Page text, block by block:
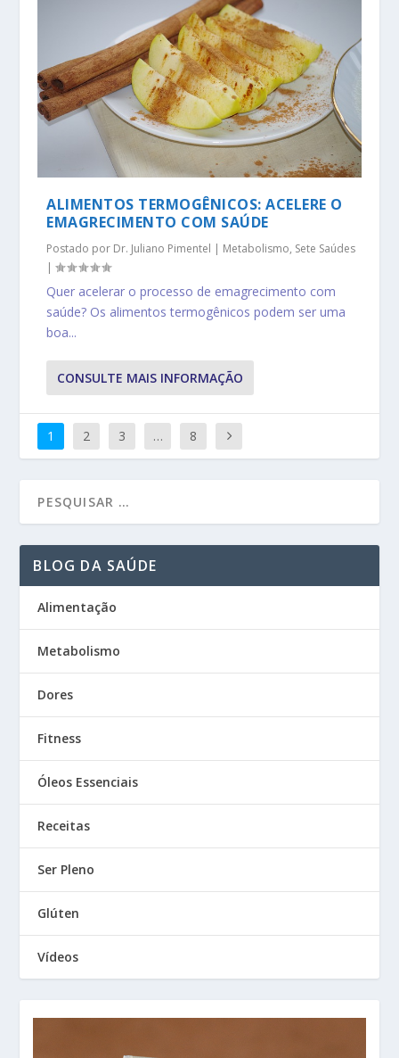
ALIMENTOS TERMOGÊNICOS: ACELERE O
EMAGRECIMENTO COM SAÚDE
Postado por Dr. Juliano Pimentel | Metabolismo, Sete Saúdes
|
Quer acelerar o processo de emagrecimento com
saúde? Os alimentos termogênicos podem ser uma
boa...
CONSULTE MAIS INFORMAÇÃO
1 2 3 … 8
BLOG DA SAÚDE
Alimentação
Metabolismo
Dores
Fitness
Óleos Essenciais
Receitas
Ser Pleno
Glúten
Vídeos